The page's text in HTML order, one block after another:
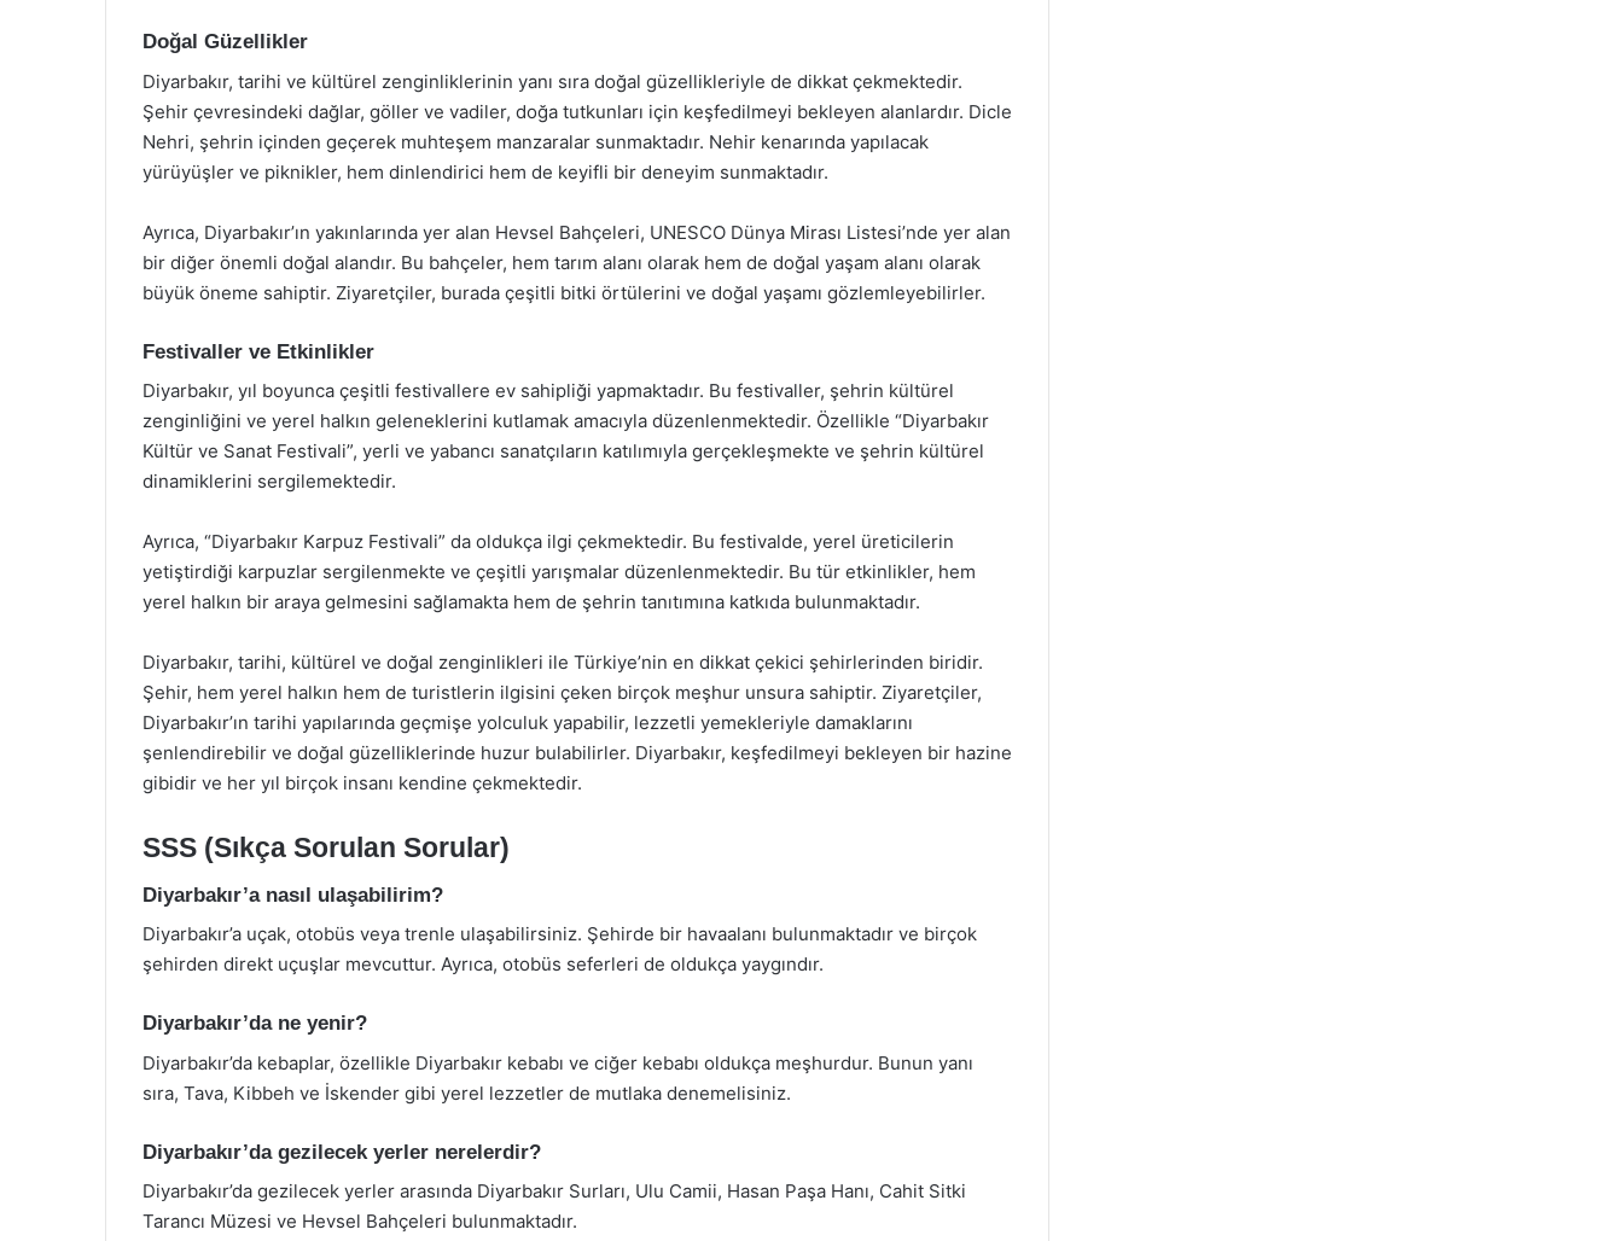
Doğal Güzellikler
Diyarbakır, tarihi ve kültürel zenginliklerinin yanı sıra doğal güzellikleriyle de dikkat çekmektedir.
Şehir çevresindeki dağlar, göller ve vadiler, doğa tutkunları için keşfedilmeyi bekleyen alanlardır. Dicle
Nehri, şehrin içinden geçerek muhteşem manzaralar sunmaktadır. Nehir kenarında yapılacak
yürüyüşler ve piknikler, hem dinlendirici hem de keyifli bir deneyim sunmaktadır.
Ayrıca, Diyarbakır’ın yakınlarında yer alan Hevsel Bahçeleri, UNESCO Dünya Mirası Listesi’nde yer alan
bir diğer önemli doğal alandır. Bu bahçeler, hem tarım alanı olarak hem de doğal yaşam alanı olarak
büyük öneme sahiptir. Ziyaretçiler, burada çeşitli bitki örtülerini ve doğal yaşamı gözlemleyebilirler.
Festivaller ve Etkinlikler
Diyarbakır, yıl boyunca çeşitli festivallere ev sahipliği yapmaktadır. Bu festivaller, şehrin kültürel
zenginliğini ve yerel halkın geleneklerini kutlamak amacıyla düzenlenmektedir. Özellikle “Diyarbakır
Kültür ve Sanat Festivali”, yerli ve yabancı sanatçıların katılımıyla gerçekleşmekte ve şehrin kültürel
dinamiklerini sergilemektedir.
Ayrıca, “Diyarbakır Karpuz Festivali” da oldukça ilgi çekmektedir. Bu festivalde, yerel üreticilerin
yetiştirdiği karpuzlar sergilenmekte ve çeşitli yarışmalar düzenlenmektedir. Bu tür etkinlikler, hem
yerel halkın bir araya gelmesini sağlamakta hem de şehrin tanıtımına katkıda bulunmaktadır.
Diyarbakır, tarihi, kültürel ve doğal zenginlikleri ile Türkiye’nin en dikkat çekici şehirlerinden biridir.
Şehir, hem yerel halkın hem de turistlerin ilgisini çeken birçok meşhur unsura sahiptir. Ziyaretçiler,
Diyarbakır’ın tarihi yapılarında geçmişe yolculuk yapabilir, lezzetli yemekleriyle damaklarını
şenlendirebilir ve doğal güzelliklerinde huzur bulabilirler. Diyarbakır, keşfedilmeyi bekleyen bir hazine
gibidir ve her yıl birçok insanı kendine çekmektedir.
SSS (Sıkça Sorulan Sorular)
Diyarbakır’a nasıl ulaşabilirim?
Diyarbakır’a uçak, otobüs veya trenle ulaşabilirsiniz. Şehirde bir havaalanı bulunmaktadır ve birçok
şehirden direkt uçuşlar mevcuttur. Ayrıca, otobüs seferleri de oldukça yaygındır.
Diyarbakır’da ne yenir?
Diyarbakır’da kebaplar, özellikle Diyarbakır kebabı ve ciğer kebabı oldukça meşhurdur. Bunun yanı
sıra, Tava, Kibbeh ve İskender gibi yerel lezzetler de mutlaka denemelisiniz.
Diyarbakır’da gezilecek yerler nerelerdir?
Diyarbakır’da gezilecek yerler arasında Diyarbakır Surları, Ulu Camii, Hasan Paşa Hanı, Cahit Sitki
Tarancı Müzesi ve Hevsel Bahçeleri bulunmaktadır.